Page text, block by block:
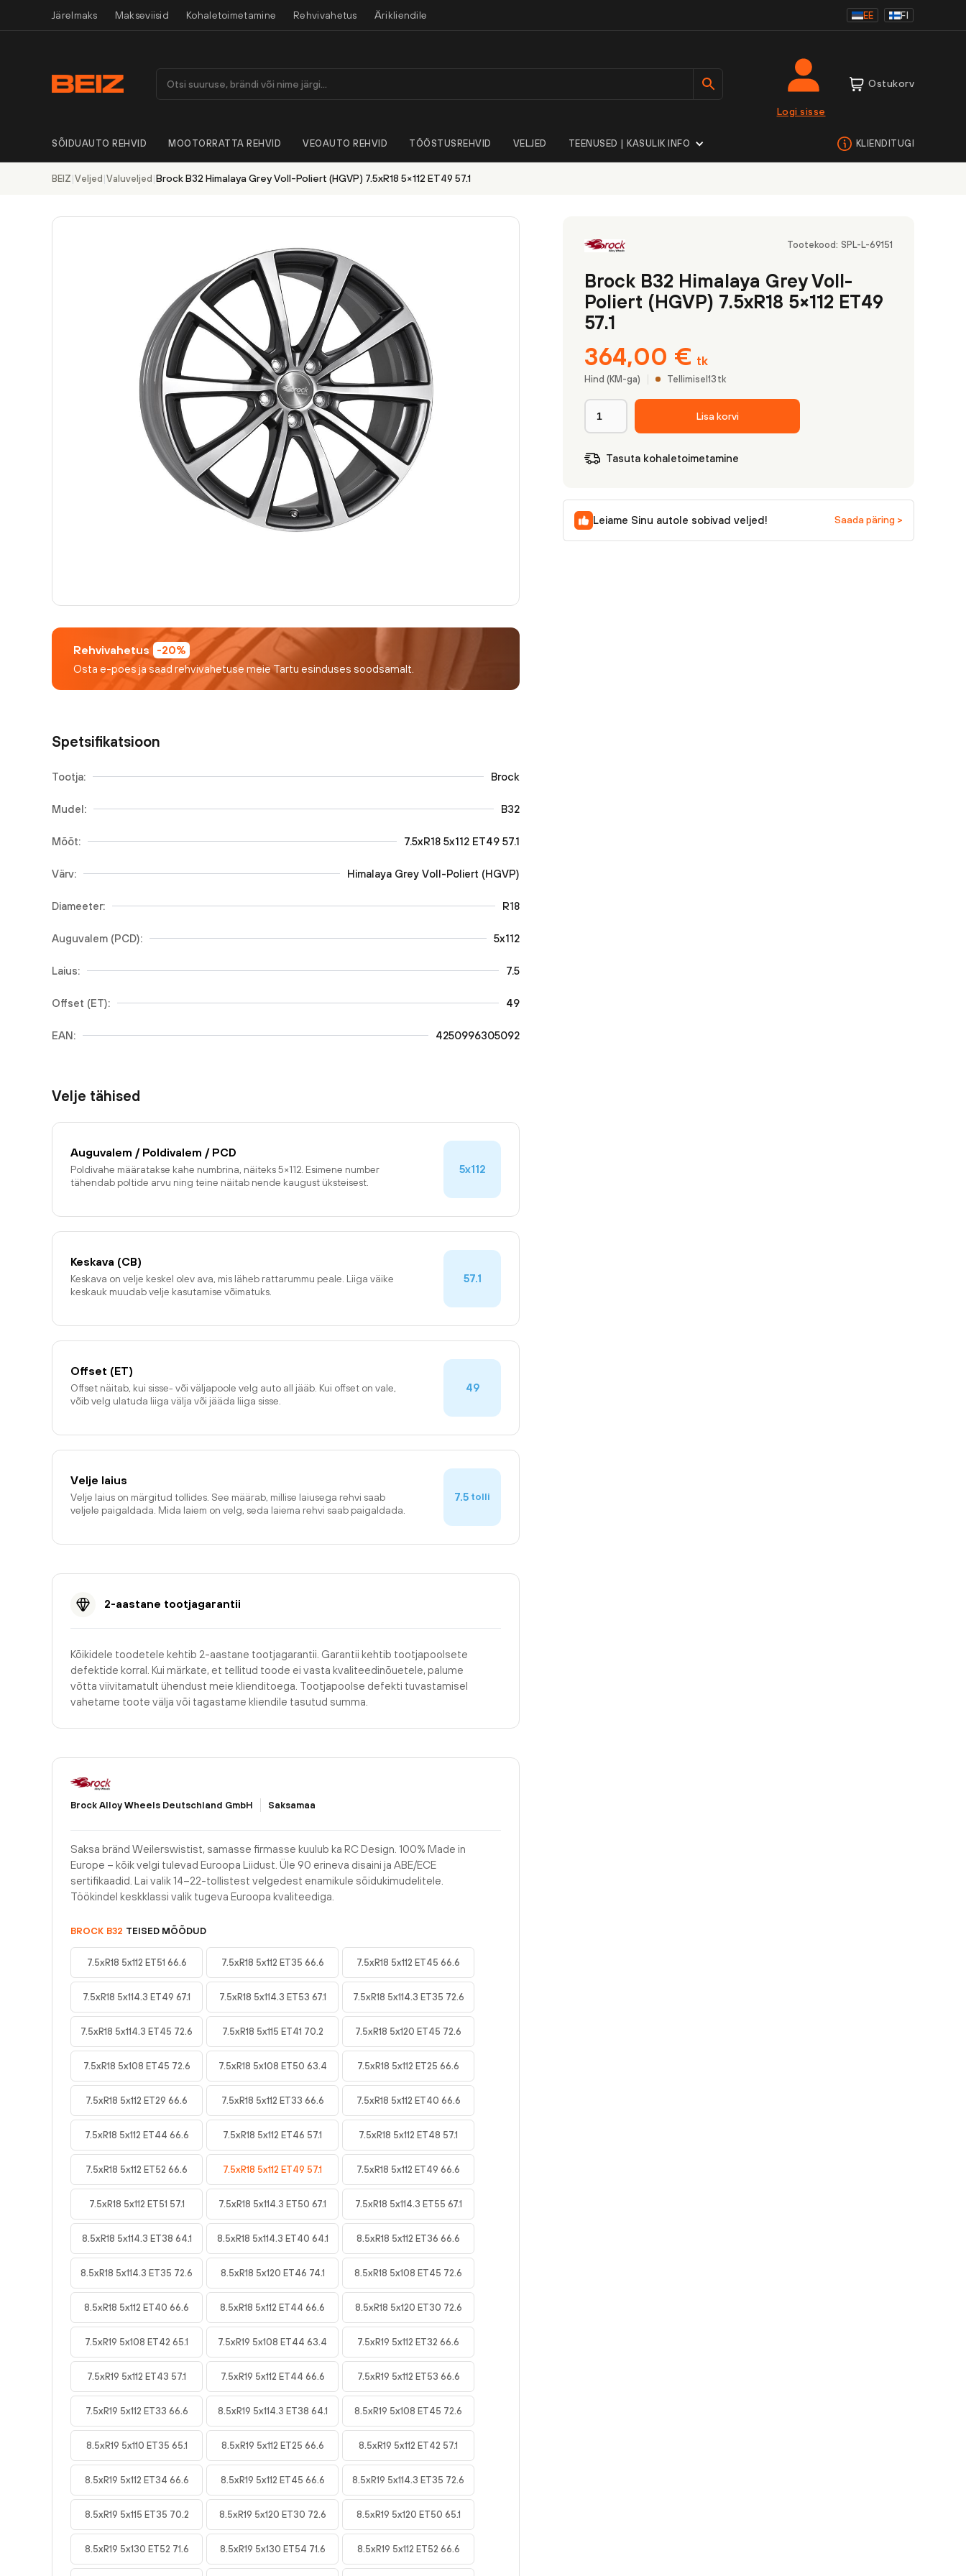
Järelmaks Makseviisid Kohaletoimetamine Rehvivahetus Ärikliendile EE FI
Logi sisse
Ostukorv
SÕIDUAUTO REHVID MOOTORRATTA REHVID VEOAUTO REHVID TÖÖSTUSREHVID VELJED TEENUSED | KASULIK INFO KLIENDITUGI
BEIZ |Veljed |Valuveljed |Brock B32 Himalaya Grey Voll-Poliert (HGVP) 7.5xR18 5×112 ET49 57.1
Rehvivahetus -20%
Osta e-poes ja saad rehvivahetuse meie Tartu esinduses soodsamalt.
Spetsifikatsioon
Tootja: Brock
Mudel: B32
Mõõt: 7.5xR18 5x112 ET49 57.1
Värv: Himalaya Grey Voll-Poliert (HGVP)
Diameeter: R18
Auguvalem (PCD): 5x112
Laius: 7.5
Offset (ET): 49
EAN: 4250996305092
Velje tähised
Auguvalem / Poldivalem / PCD
Poldivahe määratakse kahe numbrina, näiteks 5×112. Esimene number
tähendab poltide arvu ning teine näitab nende kaugust üksteisest.
5x112
Keskava (CB)
Keskava on velje keskel olev ava, mis läheb rattarummu peale. Liiga väike
keskauk muudab velje kasutamise võimatuks.
57.1
Offset (ET)
Offset näitab, kui sisse- või väljapoole velg auto all jääb. Kui offset on vale,
võib velg ulatuda liiga välja või jääda liiga sisse.
49
Velje laius
Velje laius on märgitud tollides. See määrab, millise laiusega rehvi saab
veljele paigaldada. Mida laiem on velg, seda laiema rehvi saab paigaldada.
7.5 tolli
2-aastane tootjagarantii
Kõikidele toodetele kehtib 2-aastane tootjagarantii. Garantii kehtib tootjapoolsete
defektide korral. Kui märkate, et tellitud toode ei vasta kvaliteedinõuetele, palume
võtta viivitamatult ühendust meie klienditoega. Tootjapoolse defekti tuvastamisel
vahetame toote välja või tagastame kliendile tasutud summa.
Brock Alloy Wheels Deutschland GmbH Saksamaa
Saksa bränd Weilerswistist, samasse firmasse kuulub ka RC Design. 100% Made in
Europe – kõik velgi tulevad Euroopa Liidust. Üle 90 erineva disaini ja ABE/ECE
sertifikaadid. Lai valik 14–22-tollistest velgedest enamikule sõidukimudelitele.
Töökindel keskklassi valik tugeva Euroopa kvaliteediga.
BROCK B32 TEISED MÕÕDUD
7.5xR18 5x112 ET51 66.6 7.5xR18 5x112 ET35 66.6 7.5xR18 5x112 ET45 66.6
7.5xR18 5x114.3 ET49 67.1 7.5xR18 5x114.3 ET53 67.1 7.5xR18 5x114.3 ET35 72.6
7.5xR18 5x114.3 ET45 72.6 7.5xR18 5x115 ET41 70.2 7.5xR18 5x120 ET45 72.6
7.5xR18 5x108 ET45 72.6 7.5xR18 5x108 ET50 63.4 7.5xR18 5x112 ET25 66.6
7.5xR18 5x112 ET29 66.6 7.5xR18 5x112 ET33 66.6 7.5xR18 5x112 ET40 66.6
7.5xR18 5x112 ET44 66.6 7.5xR18 5x112 ET46 57.1 7.5xR18 5x112 ET48 57.1
7.5xR18 5x112 ET52 66.6 7.5xR18 5x112 ET49 57.1 7.5xR18 5x112 ET49 66.6
7.5xR18 5x112 ET51 57.1 7.5xR18 5x114.3 ET50 67.1 7.5xR18 5x114.3 ET55 67.1
8.5xR18 5x114.3 ET38 64.1 8.5xR18 5x114.3 ET40 64.1 8.5xR18 5x112 ET36 66.6
8.5xR18 5x114.3 ET35 72.6 8.5xR18 5x120 ET46 74.1 8.5xR18 5x108 ET45 72.6
8.5xR18 5x112 ET40 66.6 8.5xR18 5x112 ET44 66.6 8.5xR18 5x120 ET30 72.6
7.5xR19 5x108 ET42 65.1 7.5xR19 5x108 ET44 63.4 7.5xR19 5x112 ET32 66.6
7.5xR19 5x112 ET43 57.1 7.5xR19 5x112 ET44 66.6 7.5xR19 5x112 ET53 66.6
7.5xR19 5x112 ET33 66.6 8.5xR19 5x114.3 ET38 64.1 8.5xR19 5x108 ET45 72.6
8.5xR19 5x110 ET35 65.1 8.5xR19 5x112 ET25 66.6 8.5xR19 5x112 ET42 57.1
8.5xR19 5x112 ET34 66.6 8.5xR19 5x112 ET45 66.6 8.5xR19 5x114.3 ET35 72.6
8.5xR19 5x115 ET35 70.2 8.5xR19 5x120 ET30 72.6 8.5xR19 5x120 ET50 65.1
8.5xR19 5x130 ET52 71.6 8.5xR19 5x130 ET54 71.6 8.5xR19 5x112 ET52 66.6
Tootekood: SPL-L-69151
Brock B32 Himalaya Grey Voll-
Poliert (HGVP) 7.5xR18 5×112 ET49
57.1
364,00 € tk
Hind (KM-ga) Tellimisel13 tk
Lisa korvi
Tasuta kohaletoimetamine
Leiame Sinu autole sobivad veljed! Saada päring >